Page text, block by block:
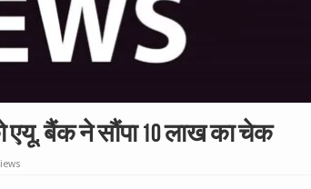
बैंक ने सौंपा 10 लाख का चेक